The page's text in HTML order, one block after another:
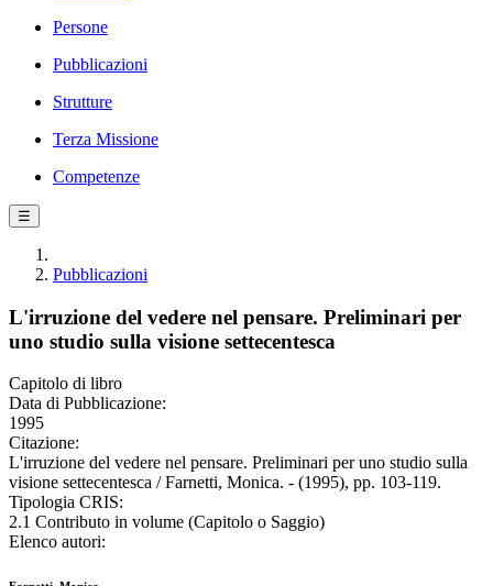
Persone
Pubblicazioni
Strutture
Terza Missione
Competenze
☰
Pubblicazioni
L'irruzione del vedere nel pensare. Preliminari per
uno studio sulla visione settecentesca
Capitolo di libro
Data di Pubblicazione:
1995
Citazione:
L'irruzione del vedere nel pensare. Preliminari per uno studio sulla
visione settecentesca / Farnetti, Monica. - (1995), pp. 103-119.
Tipologia CRIS:
2.1 Contributo in volume (Capitolo o Saggio)
Elenco autori: